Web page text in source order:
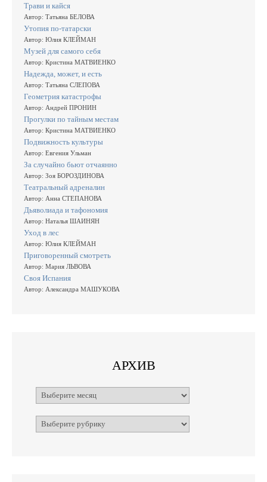
Трави и кайся
Автор: Татьяна БЕЛОВА
Утопия по-татарски
Автор: Юлия КЛЕЙМАН
Музей для самого себя
Автор: Кристина МАТВИЕНКО
Надежда, может, и есть
Автор: Татьяна СЛЕПОВА
Геометрия катастрофы
Автор: Андрей ПРОНИН
Прогулки по тайным местам
Автор: Кристина МАТВИЕНКО
Подвижность культуры
Автор: Евгения Ульман
За случайно бьют отчаянно
Автор: Зоя БОРОЗДИНОВА
Театральный адреналин
Автор: Анна СТЕПАНОВА
Дьяволиада и тафономия
Автор: Наталья ШАИНЯН
Уход в лес
Автор: Юлия КЛЕЙМАН
Приговоренный смотреть
Автор: Мария ЛЬВОВА
Своя Испания
Автор: Александра МАШУКОВА
АРХИВ
Архивы
Рубрики